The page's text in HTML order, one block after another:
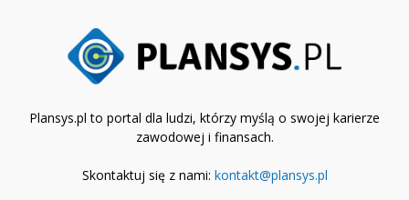
Plansys.pl to portal dla ludzi, którzy myślą o swojej karierze
zawodowej i finansach.
Skontaktuj się z nami: kontakt@plansys.pl